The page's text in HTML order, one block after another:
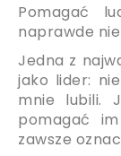
Pomagać
naprawde
Jedna z
jako lider:
mnie lubili.
pomagać
zawsze